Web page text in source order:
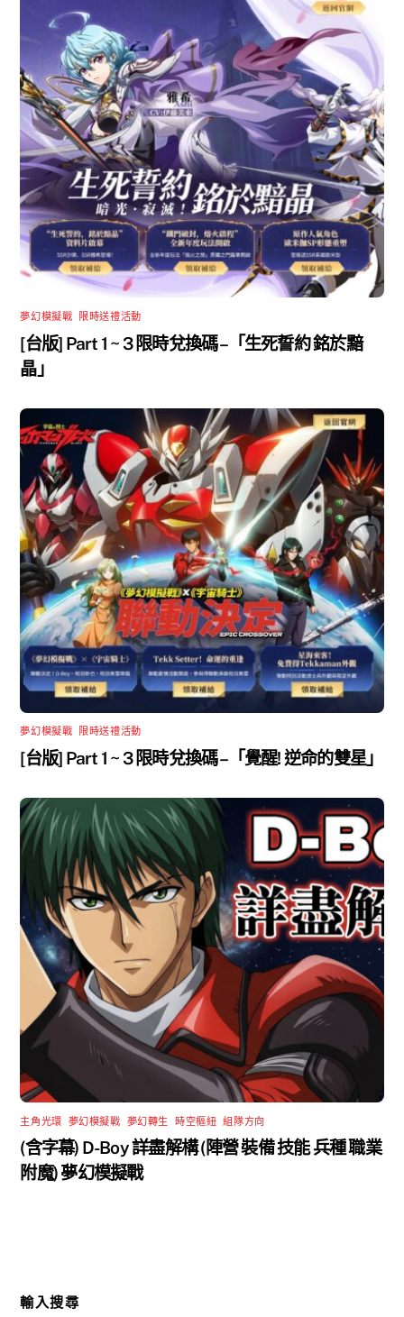
夢幻模擬戰 限時送禮活動
[台版] Part 1 ~ 3 限時兌換碼 –「生死誓約 銘於黯
晶」
夢幻模擬戰 限時送禮活動
[台版] Part 1 ~ 3 限時兌換碼 –「覺醒! 逆命的雙星」
主角光環 夢幻模擬戰 夢幻轉生 ,時空樞紐 ,組隊方向
(含字幕) D-Boy 詳盡解構 (陣營 裝備 技能 兵種 職業
附魔) 夢幻模擬戰
輸入搜尋